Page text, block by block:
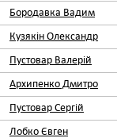
Бородавка Вадим
Кузякін Олександр
Пустовар Валерій
Архипенко Дмитро
Пустовар Сергій
Лобко Євген